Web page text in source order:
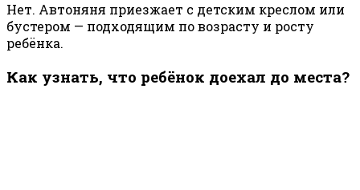
Нет. Автоняня приезжает с детским креслом или
бустером — подходящим по возрасту и росту
ребёнка.
Как узнать, что ребёнок доехал до места?